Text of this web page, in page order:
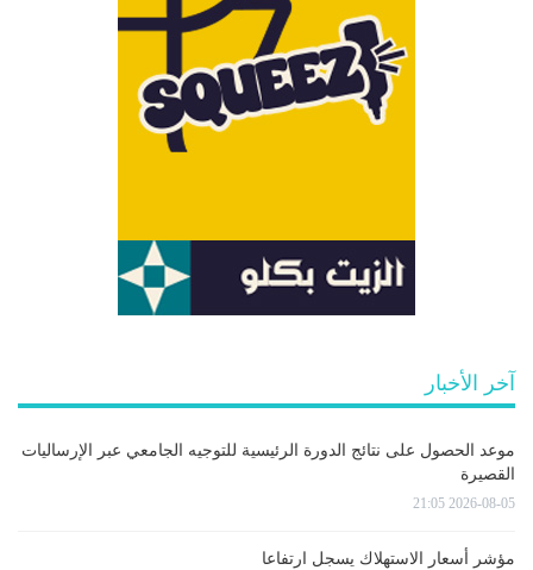
آخر الأخبار
موعد الحصول على نتائج الدورة الرئيسية للتوجيه الجامعي عبر الإرساليات
القصيرة
2026-08-05 21:05
مؤشر أسعار الاستهلاك يسجل ارتفاعا